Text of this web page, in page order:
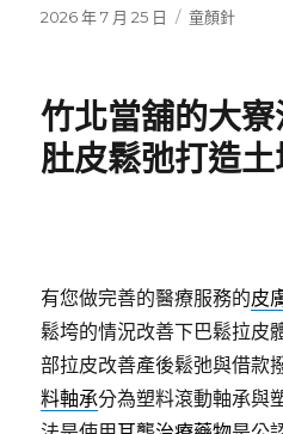
發
2026 年 7 月 25 日
分
童顏針
竹北當舖的大
肚皮鬆弛打造
有您做完善的醫療服務的皮
鬆垮的情況改善下巴鬆拉皮
部拉皮改善產後鬆弛與借款
料軸承分為塑料滾動軸承與